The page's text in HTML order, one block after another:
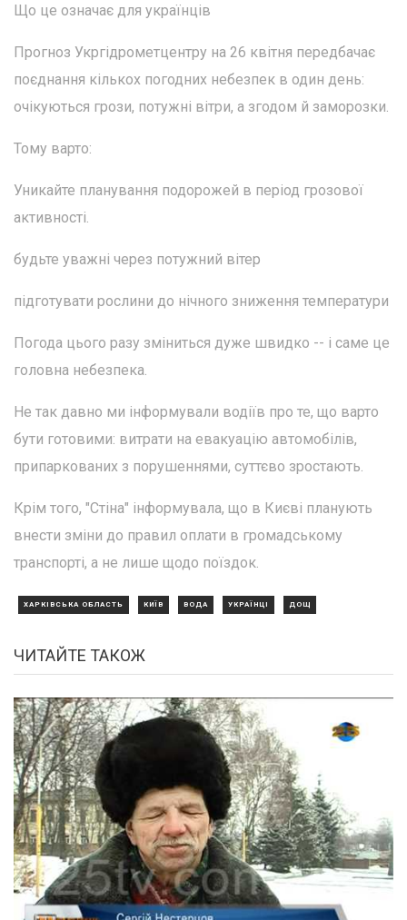
Що це означає для українців
Прогноз Укргідрометцентру на 26 квітня передбачає
поєднання кількох погодних небезпек в один день:
очікуються грози, потужні вітри, а згодом й заморозки.
Тому варто:
Уникайте планування подорожей в період грозової
активності.
будьте уважні через потужний вітер
підготувати рослини до нічного зниження температури
Погода цього разу зміниться дуже швидко -- і саме це
головна небезпека.
Не так давно ми інформували водіїв про те, що варто
бути готовими: витрати на евакуацію автомобілів,
припаркованих з порушеннями, суттєво зростають.
Крім того, "Стіна" інформувала, що в Києві планують
внести зміни до правил оплати в громадському
транспорті, а не лише щодо поїздок.
ХАРКІВСЬКА ОБЛАСТЬ КИЇВ ВОДА УКРАЇНЦІ ДОЩ
ЧИТАЙТЕ ТАКОЖ